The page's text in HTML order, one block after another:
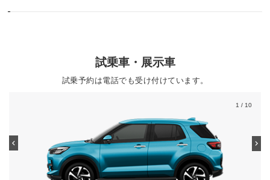
試乗車・展示車
試乗予約は電話でも受け付けています。
1 / 10